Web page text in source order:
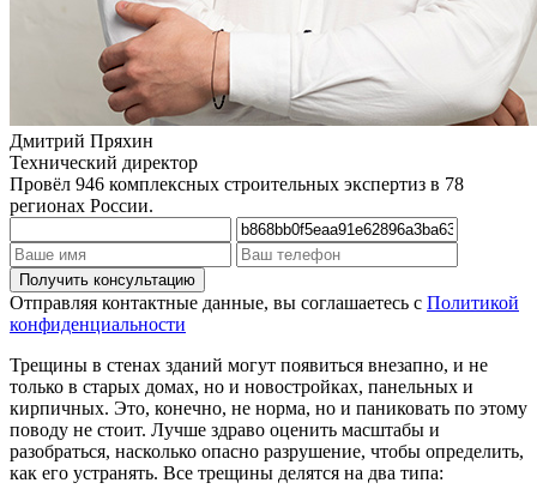
Дмитрий Пряхин
Технический директор
Провёл 946 комплексных строительных экспертиз в 78
регионах России.
Отправляя контактные данные, вы соглашаетесь с Политикой
конфиденциальности
Трещины в стенах зданий могут появиться внезапно, и не
только в старых домах, но и новостройках, панельных и
кирпичных. Это, конечно, не норма, но и паниковать по этому
поводу не стоит. Лучше здраво оценить масштабы и
разобраться, насколько опасно разрушение, чтобы определить,
как его устранять. Все трещины делятся на два типа: